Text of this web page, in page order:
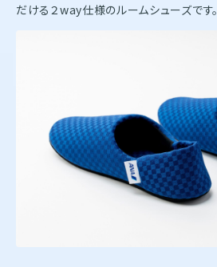
だける２way仕様のルームシューズです。